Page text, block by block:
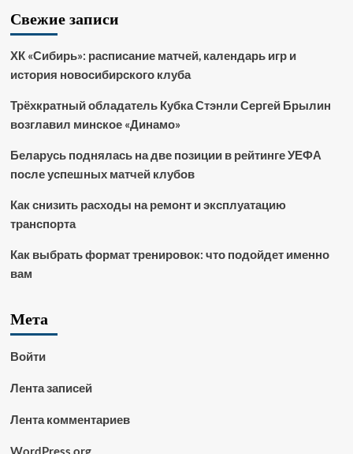
Свежие записи
ХК «Сибирь»: расписание матчей, календарь игр и
история новосибирского клуба
Трёхкратный обладатель Кубка Стэнли Сергей Брылин
возглавил минское «Динамо»
Беларусь поднялась на две позиции в рейтинге УЕФА
после успешных матчей клубов
Как снизить расходы на ремонт и эксплуатацию
транспорта
Как выбрать формат тренировок: что подойдет именно
вам
Мета
Войти
Лента записей
Лента комментариев
WordPress.org